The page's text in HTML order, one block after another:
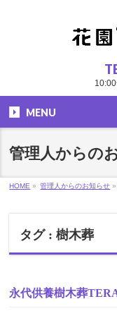
MENU
管理人からの
HOME » 管理人からのお知らせ »
タグ : 樹木葬
永代供養樹木葬